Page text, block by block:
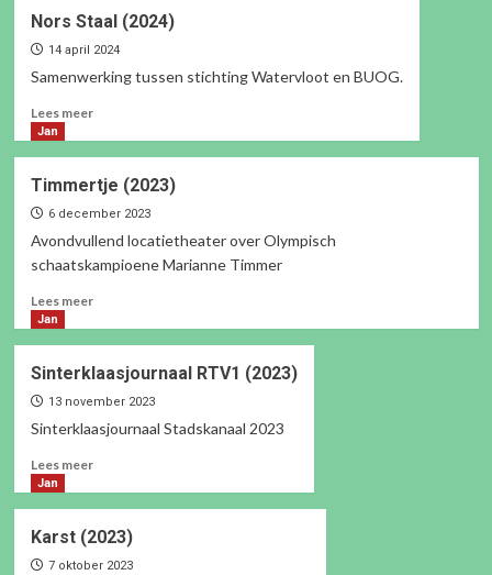
(2024)
Nors Staal (2024)
14 april 2024
Samenwerking tussen stichting Watervloot en BUOG.
Lees meerLees
Staal
(2024)
Jan
Timmertje (2023)
6 december 2023
Avondvullend locatietheater over Olympisch
schaatskampioene Marianne Timmer
Lees meerLees
(2023)
Jan
Sinterklaasjournaal RTV1 (2023)
13 november 2023
Sinterklaasjournaal Stadskanaal 2023
Lees meerLees
RTV1
(2023)
Jan
Karst (2023)
7 oktober 2023